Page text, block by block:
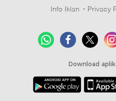
Info Iklan
Privacy
Download